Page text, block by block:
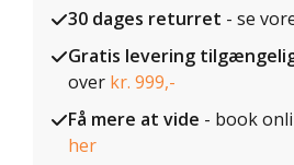
30 dages returret - se
Gratis levering
over kr. 999,-
Få mere at vide - book
her